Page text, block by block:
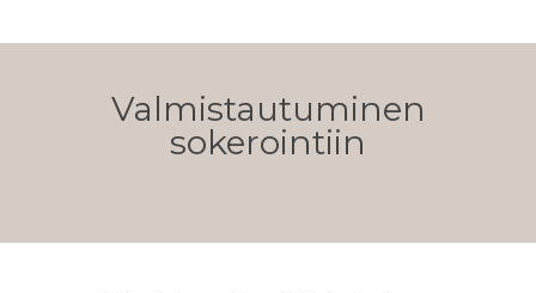
Valmistautuminen
sokerointiin
TIIMI